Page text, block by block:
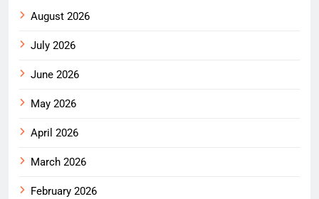
August 2026
July 2026
June 2026
May 2026
April 2026
March 2026
February 2026